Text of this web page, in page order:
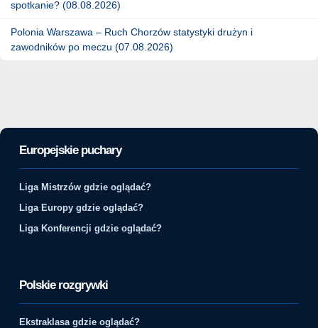
spotkanie? (08.08.2026)
Polonia Warszawa – Ruch Chorzów statystyki drużyn i
zawodników po meczu (07.08.2026)
Europejskie puchary
Liga Mistrzów gdzie oglądać?
Liga Europy gdzie oglądać?
Liga Konferencji gdzie oglądać?
Polskie rozgrywki
Ekstraklasa gdzie oglądać?